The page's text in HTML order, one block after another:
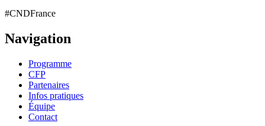
#CNDFrance
Navigation
Programme
CFP
Partenaires
Infos pratiques
Équipe
Contact